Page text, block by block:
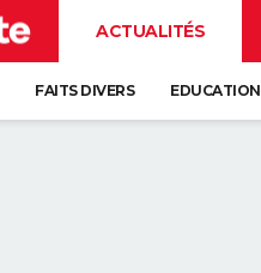
ACTUALITÉS
FAITS DIVERS EDUCATION